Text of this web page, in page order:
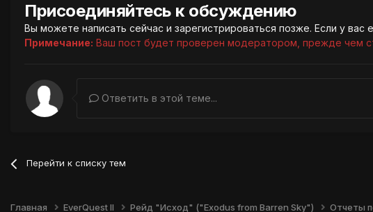
Присоединяйтесь к обсуждению
Вы можете написать сейчас и зарегистрироваться позже. Если у вас
Примечание: Ваш пост будет проверен модератором, прежде чем
Ответить в этой теме...
Перейти к списку тем
Главная EverQuest II Рейд "Исход" ("Exodus from Barren Sky") Отчеты